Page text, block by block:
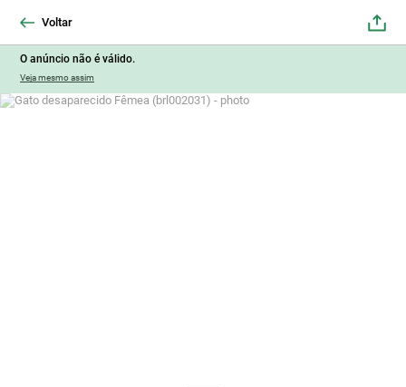
O anúncio não é válido.
Veja mesmo assim
Voltar